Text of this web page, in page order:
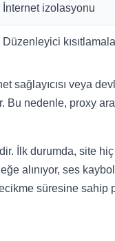
İnternet izolasyonu
Düzenleyici
sağlayıcısı veya
Bu nedenle, proxy
İlk durumda, site
alınıyor, ses
süresine sahip